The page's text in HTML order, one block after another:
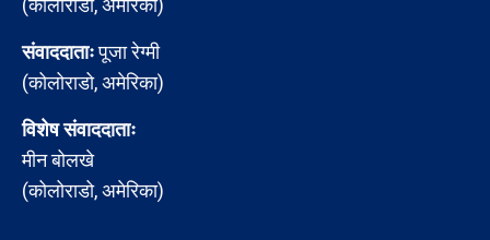
(कोलोराडो, अमेरिका)
संवाददाताःपूजा रेग्मी
(कोलोराडो, अमेरिका)
विशेष संवाददाताः
मीन बोलखे
(कोलोराडो, अमेरिका)